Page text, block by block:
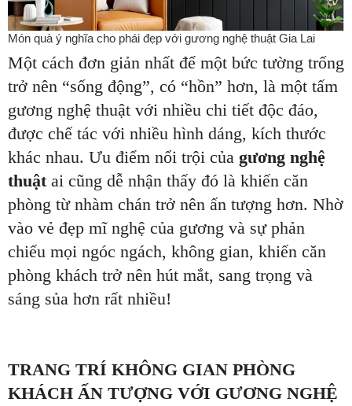
Món quà ý nghĩa cho phái đẹp với gương nghệ thuật Gia Lai
Một cách đơn giản nhất để một bức tường trống
trở nên “sống động”, có “hồn” hơn, là một tấm
gương nghệ thuật với nhiều chi tiết độc đáo,
được chế tác với nhiều hình dáng, kích thước
khác nhau. Ưu điểm nổi trội của gương nghệ
thuật ai cũng dễ nhận thấy đó là khiến căn
phòng từ nhàm chán trở nên ấn tượng hơn. Nhờ
vào vẻ đẹp mĩ nghệ của gương và sự phản
chiếu mọi ngóc ngách, không gian, khiến căn
phòng khách trở nên hút mắt, sang trọng và
sáng sủa hơn rất nhiều!
TRANG TRÍ KHÔNG GIAN PHÒNG
KHÁCH ẤN TƯỢNG VỚI GƯƠNG NGHỆ